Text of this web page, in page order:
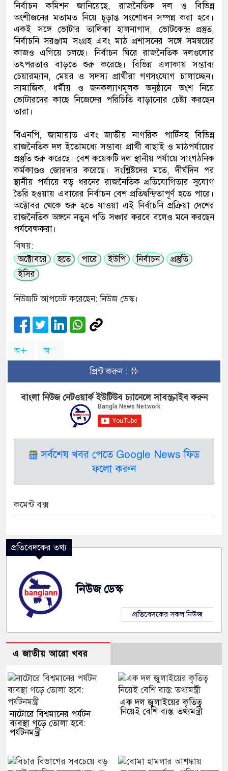
নির্বাচন কমিশন জানিয়েছে, রাজনৈতিক দল ও বিভিন্ন
অংশীজনের মতামত নিয়ে চূড়ান্ত সংশোধন সম্পন্ন করা হবে।
একই সঙ্গে ভোটার তালিকা হালনাগাদ, ভোটকেন্দ্র প্রস্তুত,
নির্বাচনি সরঞ্জাম সংগ্রহ এবং মাঠ প্রশাসনের সঙ্গে সমন্বয়ের
কাজও এগিয়ে চলছে। নির্বাচন ঘিরে রাজনৈতিক দলগুলোর
তৎপরতাও বাড়তে শুরু করেছে। বিভিন্ন এলাকায় সম্ভাব্য
চেয়ারম্যান, মেয়র ও সদস্য প্রার্থীরা গণসংযোগ চালাচ্ছেন।
সামাজিক, ধর্মীয় ও জনকল্যাণমূলক অনুষ্ঠানে অংশ নিয়ে
ভোটারদের কাছে নিজেদের পরিচিতি বাড়ানোর চেষ্টা করছেন
তারা।
বিএনপি, জামায়াত এবং জাতীয় নাগরিক পার্টিসহ বিভিন্ন
রাজনৈতিক দল ইতোমধ্যে সম্ভাব্য প্রার্থী বাছাই ও মাঠপর্যায়ের
প্রস্তুতি শুরু করেছে। বেশ কয়েকটি দল স্থানীয় পর্যায়ে সাংগঠনিক
কর্মকাণ্ডও জোরদার করেছে। সংশ্লিষ্টদের মতে, দীর্ঘদিন পর
স্থানীয় পর্যায়ে বড় ধরনের রাজনৈতিক প্রতিযোগিতার সুযোগ
তৈরি হওয়ায় এবারের নির্বাচন বেশ প্রতিদ্বন্দ্বিতাপূর্ণ হতে পারে।
অক্টোবর থেকে শুরু হতে যাওয়া এই নির্বাচনি প্রক্রিয়া দেশের
রাজনৈতিক অঙ্গনে নতুন গতি সঞ্চার করবে বলেও মনে করছেন
পর্যবেক্ষকরা।
বিষয়:
অক্টোবরে
হতে পারে ইউপি নির্বাচন
প্রস্তুতি
ইসির
নিউজটি আপডেট করেছেন: নিউজ ডেস্ক।
অ অ
প্রিন্ট করুন :
বাংলা নিউজ নেটওয়ার্ক ইউটিউব চ্যানেলে সাবস্ক্রাইব করুন
সর্বশেষ খবর পেতে Google News ফিড
ফলো করুন
কমেন্ট বক্স
প্রতিবেদকের তথ্য
নিউজ ডেস্ক
প্রতিবেদকের সকল নিউজ
এ জাতীয় আরো খবর
নাটোরে বিশ্বমানের পর্যটন
ব্যবস্থা গড়ে তোলা হবে:
পর্যটনমন্ত্রী
এক দল জুলাইয়ের কৃতিত্ব
নিয়েই বেশি ব্যস্ত: তথ্যমন্ত্রী